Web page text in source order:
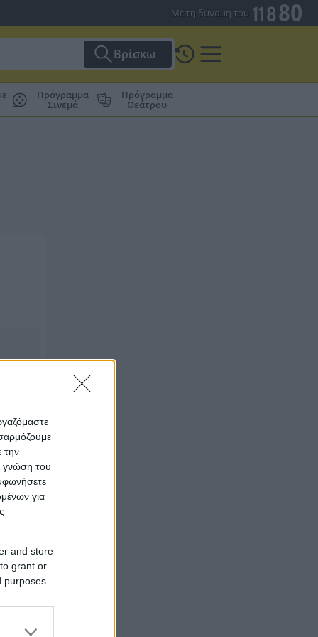
την
γνώση του
για
and store
grant or
purposes
Με τη δύναμη του
Βρίσκω
Πρόγραμμα
Σινεμά
Πρόγραμμα
Θεάτρου